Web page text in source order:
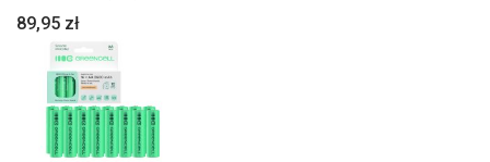
89,95 zł